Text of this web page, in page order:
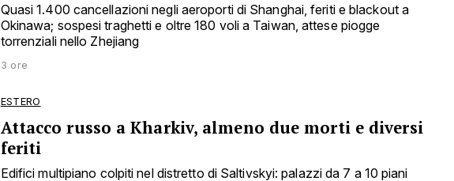
Quasi 1.400 cancellazioni negli aeroporti di Shanghai, feriti e blackout a
Okinawa; sospesi traghetti e oltre 180 voli a Taiwan, attese piogge
torrenziali nello Zhejiang
3 ore
ESTERO
Attacco russo a Kharkiv, almeno due morti e diversi
feriti
Edifici multipiano colpiti nel distretto di Saltivskyi: palazzi da 7 a 10 piani